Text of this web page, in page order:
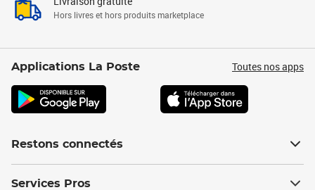
Hors livres et hors produits marketplace
Applications La Poste Toutes nos apps
Restons connectés
Services Pros